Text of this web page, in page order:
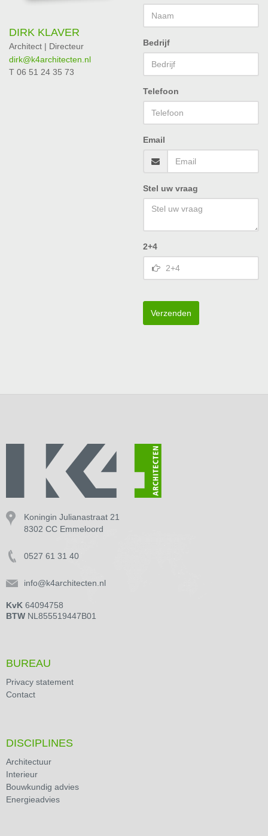
DIRK KLAVER
Architect | Directeur
dirk@k4architecten.nl
T 06 51 24 35 73
Bedrijf
Telefoon
Email
Stel uw vraag
2+4
Verzenden
Koningin Julianastraat 21
8302 CC Emmeloord
0527 61 31 40
info@k4architecten.nl
KvK 64094758
BTW NL855519447B01
BUREAU
Privacy statement
Contact
DISCIPLINES
Architectuur
Interieur
Bouwkundig advies
Energieadvies